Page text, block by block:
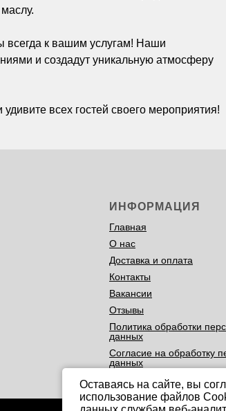
всегда к вашим услугам! Наши
и создадут уникальную атмосферу
всех гостей своего мероприятия!
Оставаясь на сайте, вы
использование файлов
ИНФОРМАЦИЯ
Главная
О нас
Доставка и оплата
Контакты
Вакансии
Отзывы
Политика обработки
данных
Согласие на обработку
данных